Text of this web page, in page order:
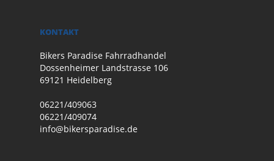
KONTAKT
Bikers Paradise Fahrradhandel
Dossenheimer Landstrasse 106
69121 Heidelberg
06221/409063
06221/409074
info@bikersparadise.de